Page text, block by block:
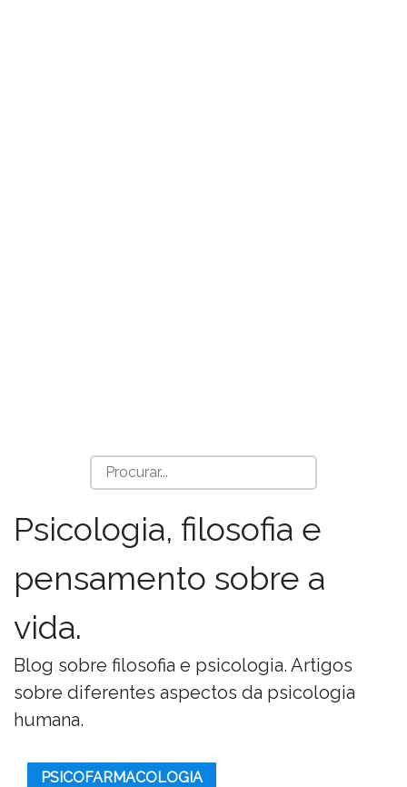
Psicologia, filosofia e
pensamento sobre a
vida.
Blog sobre filosofia e psicologia. Artigos
sobre diferentes aspectos da psicologia
humana.
PSICOFARMACOLOGIA